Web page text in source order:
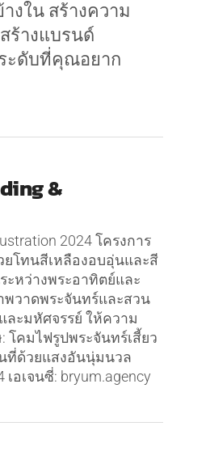
งใน สร้างความ
ร้างแบรนด์
ะดับที่คุณอยาก
&
2024 โครงการ
ยโทนสีเหลืองอบอุ่นและสี
หว่างพระอาทิตย์และ
วาดพระจันทร์และสวน
ละมหัศจรรย์ ให้ความ
โคมไฟรูปพระจันทร์เสี้ยว
ที่ด้วยแสงอันนุ่มนวล
อเจนซี่: bryum.agency